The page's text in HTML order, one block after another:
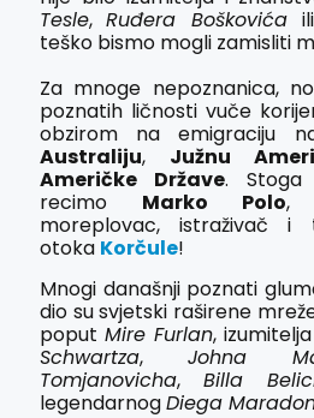
Tesle,Ruđera Boškovićaili
teško bismo mogli zamisliti
Za mnoge nepoznanica,
poznatih ličnosti vuče
obzirom na emigraciju
Australiju, Južnu
Američke Države.
recimo Marko Polo,
moreplovac, istraživač
otoka Korčule!
Mnogi današnji poznati
dio su svjetski raširene
poput Mire Furlan, izumitelja
Schwartza, Johna
Tomjanovicha, Billa
legendarnogDiega